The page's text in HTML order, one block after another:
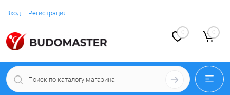
Вход Регистрация
0 0